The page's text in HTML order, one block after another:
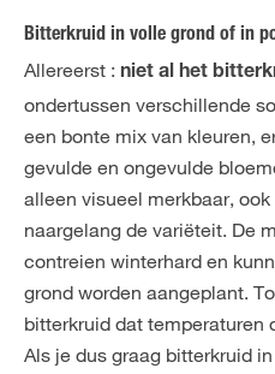
Bitterkruid in volle grond of in
Allereerst : niet al het
ondertussen verschillende
een bonte mix van kleuren,
gevulde en ongevulde
alleen visueel merkbaar,
naargelang de variëteit. De
contreien winterhard en
grond worden aangeplant.
bitterkruid dat temperaturen
Als je dus graag bitterkruid